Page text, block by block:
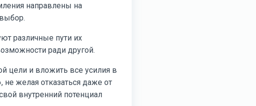
направлены на
различные пути их
ради другой.
цели и вложить все усилия в
не желая отказаться даже от
внутренний потенциал